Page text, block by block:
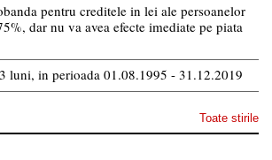
pentru creditele in lei ale persoanelor
dar nu va avea efecte imediate pe piata
luni, in perioada 01.08.1995 - 31.12.2019
Toate stirile